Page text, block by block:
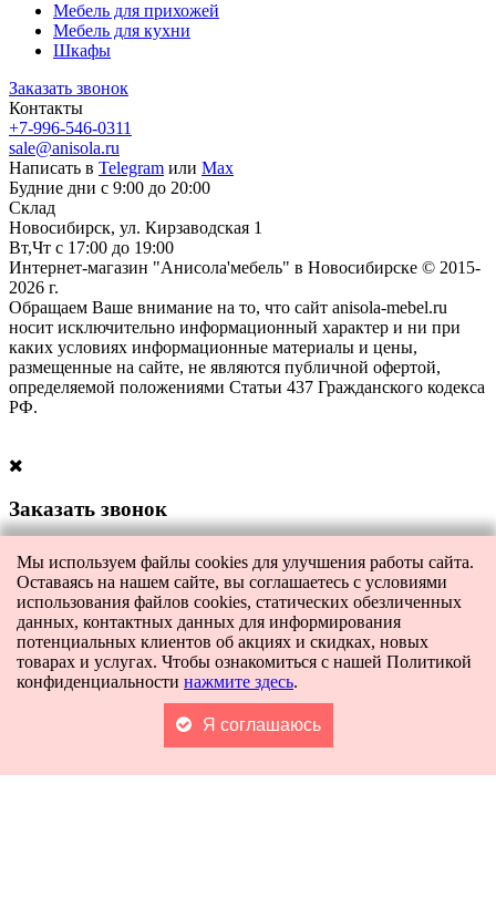
Мебель для прихожей
Мебель для кухни
Шкафы
Заказать звонок
Контакты
+7-996-546-0311
sale@anisola.ru
Написать в Telegram или Max
Будние дни с 9:00 до 20:00
Склад
Новосибирск, ул. Кирзаводская 1
Вт,Чт с 17:00 до 19:00
Интернет-магазин "Анисола'мебель" в Новосибирске © 2015-
2026 г.
Обращаем Ваше внимание на то, что сайт anisola-mebel.ru
носит исключительно информационный характер и ни при
каких условиях информационные материалы и цены,
размещенные на сайте, не являются публичной офертой,
определяемой положениями Статьи 437 Гражданского кодекса
РФ.
Заказать звонок
Оставьте свои контакты, чтобы получить бесплатную
консультацию по всем интересующим вас вопросам. Наш
специалист перезвонит вам в ближайшее время.
Либо позвоните нам сами по телефону:+7-996-546-0311
Мы используем файлы cookies для улучшения работы сайта.
Оставаясь на нашем сайте, вы соглашаетесь с условиями
использования файлов cookies, статических обезличенных
данных, контактных данных для информирования
потенциальных клиентов об акциях и скидках, новых
товарах и услугах. Чтобы ознакомиться с нашей Политикой
конфиденциальности нажмите здесь.
Я соглашаюсь